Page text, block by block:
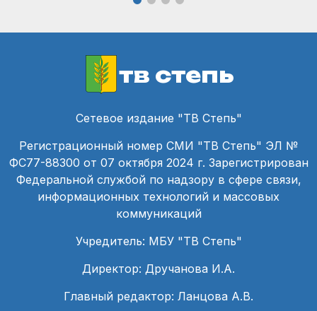
тв степь
Сетевое издание "ТВ Степь"
Регистрационный номер СМИ "ТВ Степь" ЭЛ №
ФС77-88300 от 07 октября 2024 г. Зарегистрирован
Федеральной службой по надзору в сфере связи,
информационных технологий и массовых
коммуникаций
Учредитель: МБУ "ТВ Степь"
Директор: Дручанова И.А.
Главный редактор: Ланцова А.В.